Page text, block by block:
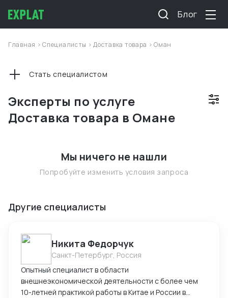
Блог
Главная >Специалисты >Доставка товара >Оман
Эксперты по услуге
Доставка товара в Омане
Стать специалистом
Мы ничего не нашли
Попробуйте изменить условия запроса
Другие специалисты
Никита Федорчук
Санкт-Петербург, Россия
Опытный специалист в области
внешнеэкономической деятельности с более чем
10-летней практикой работы в Китае и России в